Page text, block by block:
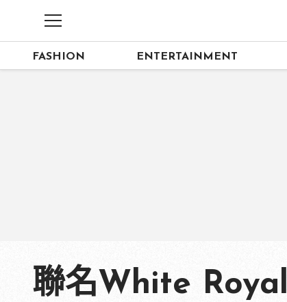
FASHION ENTERTAINMENT
聯名White Royal